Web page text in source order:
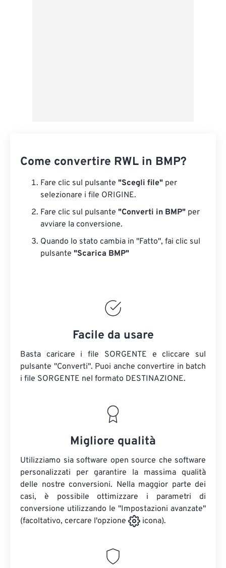
Come convertire RWL in BMP?
Fare clic sul pulsante "Scegli file" per
selezionare i file ORIGINE.
Fare clic sul pulsante "Converti in BMP" per
avviare la conversione.
Quando lo stato cambia in "Fatto", fai clic sul
pulsante "Scarica BMP"
Facile da usare
Basta caricare i file SORGENTE e cliccare sul
pulsante "Converti". Puoi anche convertire in batch
i file SORGENTE nel formato DESTINAZIONE.
Migliore qualità
Utilizziamo sia software open source che software
personalizzati per garantire la massima qualità
delle nostre conversioni. Nella maggior parte dei
casi, è possibile ottimizzare i parametri di
conversione utilizzando le "Impostazioni avanzate"
(facoltativo, cercare l'opzione
icona).